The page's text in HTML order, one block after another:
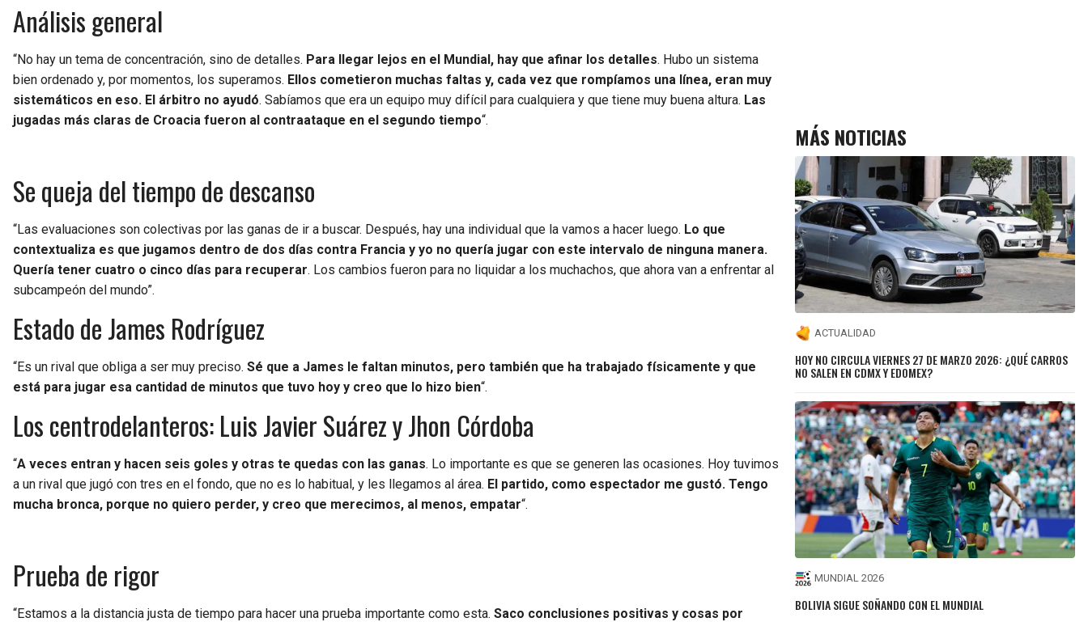
Análisis general
“No hay un tema de concentración, sino de detalles. Para llegar lejos en el Mundial, hay que afinar los detalles. Hubo un sistema
bien ordenado y, por momentos, los superamos. Ellos cometieron muchas faltas y, cada vez que rompíamos una línea, eran muy
sistemáticos en eso. El árbitro no ayudó. Sabíamos que era un equipo muy difícil para cualquiera y que tiene muy buena altura. Las
jugadas más claras de Croacia fueron al contraataque en el segundo tiempo“.
Se queja del tiempo de descanso
“Las evaluaciones son colectivas por las ganas de ir a buscar. Después, hay una individual que la vamos a hacer luego. Lo que
contextualiza es que jugamos dentro de dos días contra Francia y yo no quería jugar con este intervalo de ninguna manera.
Quería tener cuatro o cinco días para recuperar. Los cambios fueron para no liquidar a los muchachos, que ahora van a enfrentar al
subcampeón del mundo”.
Estado de James Rodríguez
“Es un rival que obliga a ser muy preciso. Sé que a James le faltan minutos, pero también que ha trabajado físicamente y que
está para jugar esa cantidad de minutos que tuvo hoy y creo que lo hizo bien“.
Los centrodelanteros: Luis Javier Suárez y Jhon Córdoba
“A veces entran y hacen seis goles y otras te quedas con las ganas. Lo importante es que se generen las ocasiones. Hoy tuvimos
a un rival que jugó con tres en el fondo, que no es lo habitual, y les llegamos al área. El partido, como espectador me gustó. Tengo
mucha bronca, porque no quiero perder, y creo que merecimos, al menos, empatar“.
Prueba de rigor
“Estamos a la distancia justa de tiempo para hacer una prueba importante como esta. Saco conclusiones positivas y cosas por
MÁS NOTICIAS
ACTUALIDAD
HOY NO CIRCULA VIERNES 27 DE MARZO 2026: ¿QUÉ CARROS
NO SALEN EN CDMX Y EDOMEX?
MUNDIAL 2026
BOLIVIA SIGUE SOÑANDO CON EL MUNDIAL